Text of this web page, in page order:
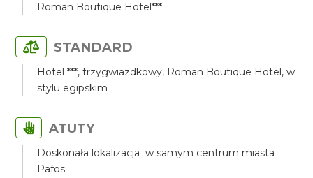
Roman Boutique Hotel***
STANDARD
Hotel ***, trzygwiazdkowy, Roman Boutique Hotel, w
stylu egipskim
ATUTY
Doskonała lokalizacja w samym centrum miasta
Pafos.